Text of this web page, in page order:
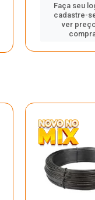
Faça seu
cadastre-
ver